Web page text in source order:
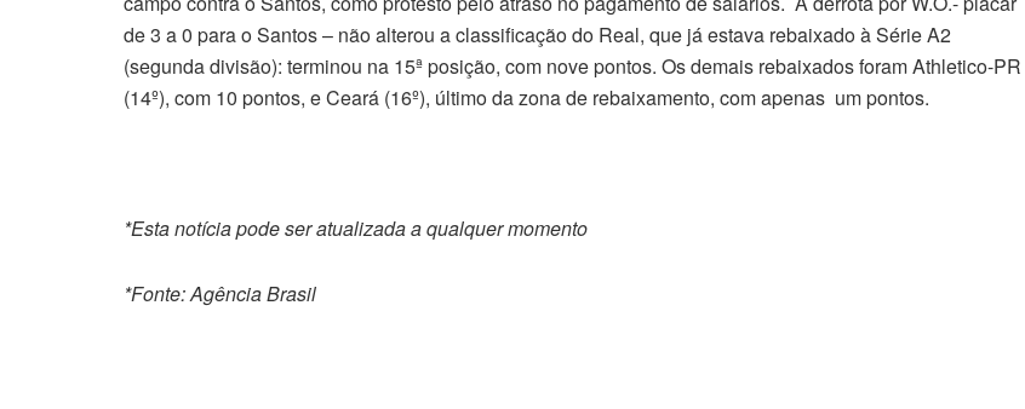
de 3 a 0 para o Santos – não alterou a classificação do Real, que já estava rebaixado à Série A2
(segunda divisão): terminou na 15ª posição, com nove pontos. Os demais rebaixados foram Athletico-PR
(14º), com 10 pontos, e Ceará (16º), último da zona de rebaixamento, com apenas um pontos.
*Esta notícia pode ser atualizada a qualquer momento
*Fonte: Agência Brasil